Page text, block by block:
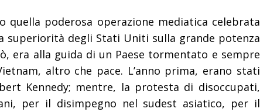
quella poderosa operazione mediatica celebrata
superiorità degli Stati Uniti sulla grande potenza
era alla guida di un Paese tormentato e sempre
altro che pace. L’anno prima, erano stati
Kennedy; mentre, la protesta di disoccupati,
per il disimpegno nel sudest asiatico, per il